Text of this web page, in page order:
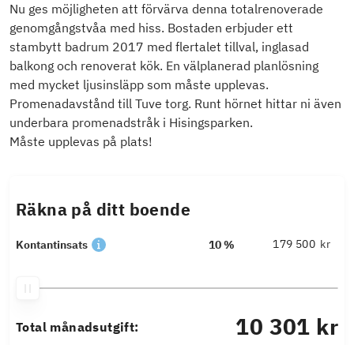
Nu ges möjligheten att förvärva denna totalrenoverade
genomgångstvåa med hiss. Bostaden erbjuder ett
stambytt badrum 2017 med flertalet tillval, inglasad
balkong och renoverat kök. En välplanerad planlösning
med mycket ljusinsläpp som måste upplevas.
Promenadavstånd till Tuve torg. Runt hörnet hittar ni även
underbara promenadstråk i Hisingsparken.
Måste upplevas på plats!
Räkna på ditt boende
Kontantinsats 10 % kr
Total månadsutgift: 10 301 kr